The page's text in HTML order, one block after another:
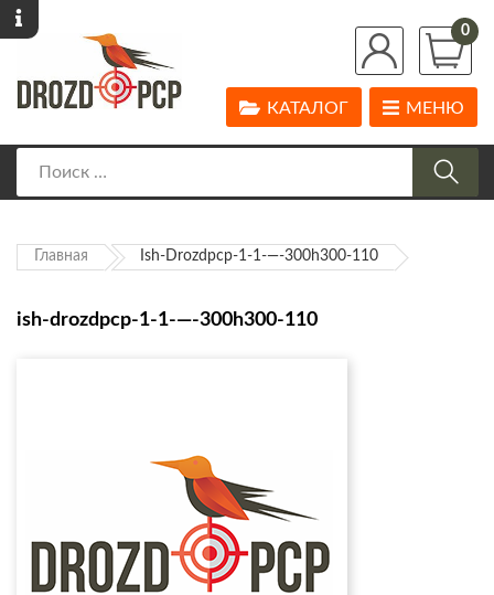
0
МЕНЮ
КАТАЛОГ
Главная Ish-Drozdpcp-1-1-—-300h300-110
ish-drozdpcp-1-1-—-300h300-110